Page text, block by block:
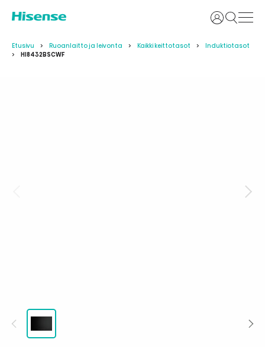
Kirjaudu
Etusivu Ruoanlaitto ja leivonta Kaikki keittotasot
Induktiotasot
HI8432BSCWF